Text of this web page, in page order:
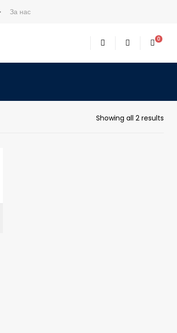
За нас
0
Showing all 2 results